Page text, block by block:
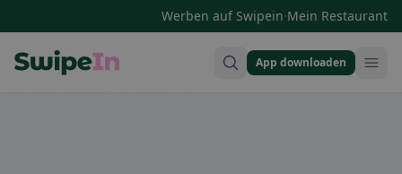
Werben auf Swipein·Mein Restaurant
App downloaden